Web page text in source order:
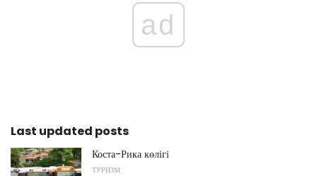
ad
Last updated posts
Коста-Рика көлігі
ТУРИЗМ